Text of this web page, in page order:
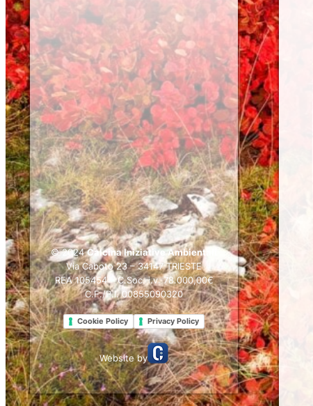
© 2024Calcina Iniziative Ambientali
Via Caboto 23 – 34147 TRIESTE
REA 105454 – C.Soc. i.v. 78.000,00€
C.F./P.I. 00855090320
Cookie Policy Privacy Policy
Website by